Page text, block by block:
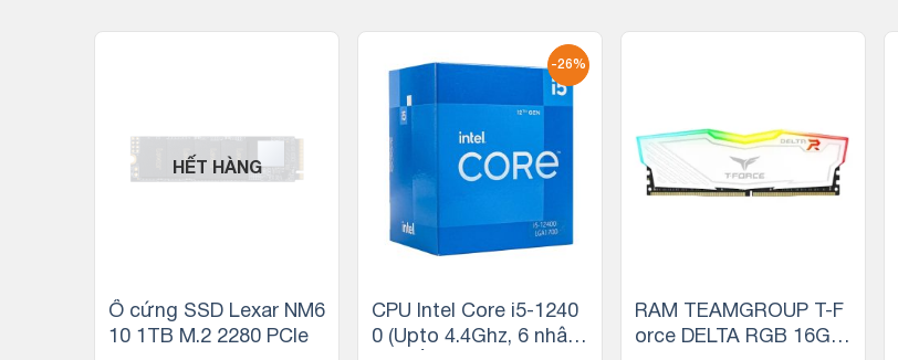
HẾT HÀNG
Ổ cứng SSD Lexar NM6
10 1TB M.2 2280 PCIe
-26%
CPU Intel Core i5-1240
0 (Upto 4.4Ghz, 6 nhân
RAM TEAMGROUP T-F
orce DELTA RGB 16GB